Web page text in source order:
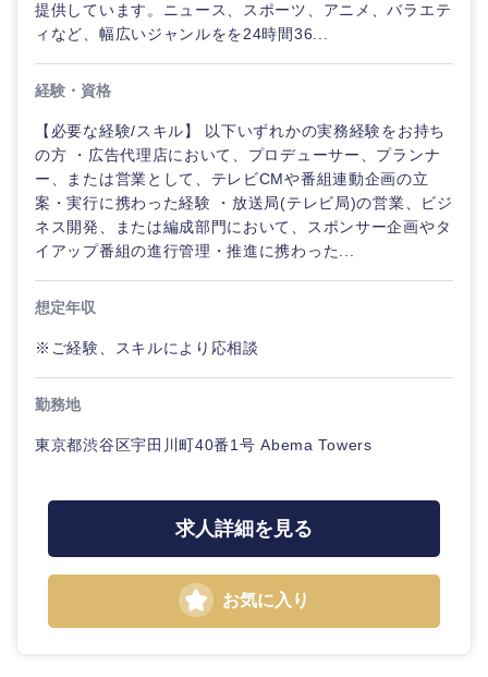
提供しています。ニュース、スポーツ、アニメ、バラエテ
ィなど、幅広いジャンルをを24時間36...
経験・資格
【必要な経験/スキル】 以下いずれかの実務経験をお持ち
の方 ・広告代理店において、プロデューサー、プランナ
ー、または営業として、テレビCMや番組連動企画の立
案・実行に携わった経験 ・放送局(テレビ局)の営業、ビジ
ネス開発、または編成部門において、スポンサー企画やタ
イアップ番組の進行管理・推進に携わった...
想定年収
※ご経験、スキルにより応相談
勤務地
東京都渋谷区宇田川町40番1号 Abema Towers
求人詳細を見る
お気に入り